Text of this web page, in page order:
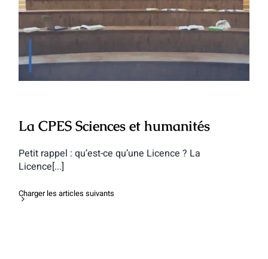
La CPES Sciences et humanités
La CPES Sciences et humanités
Petit rappel : qu’est-ce qu’une Licence ? La
Licence[...]
Charger les articles suivants